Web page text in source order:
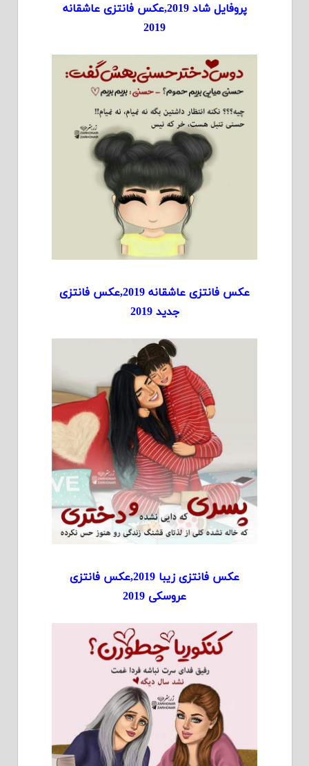
پروفایل شاد 2019,عکس فانتزی عاشقانه
2019
عکس فانتزی عاشقانه 2019,عکس فانتزی
جدید 2019
عکس فانتزی زیبا 2019,عکس فانتزی
عروسکی 2019